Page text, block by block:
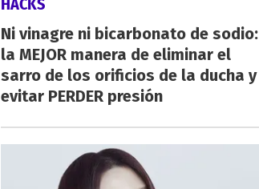
HACKS
Ni vinagre ni bicarbonato de sodio:
la MEJOR manera de eliminar el
sarro de los orificios de la ducha y
evitar PERDER presión